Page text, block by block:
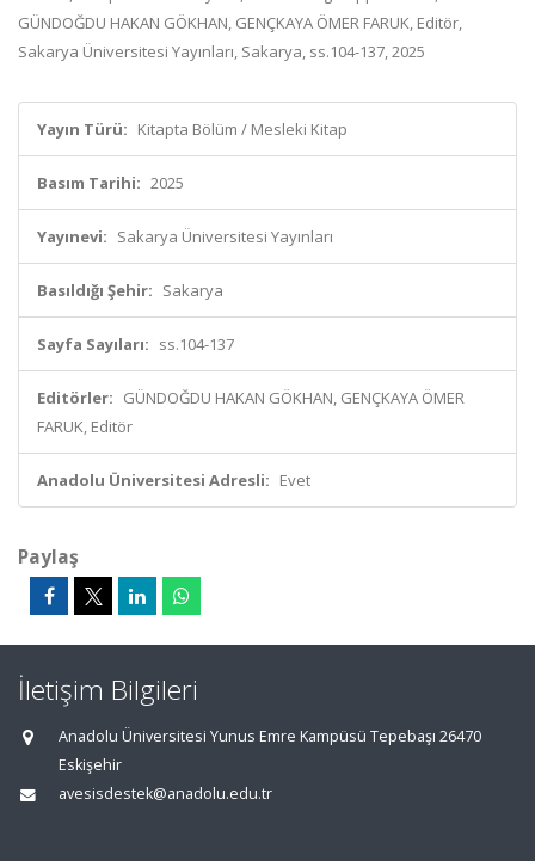
GÜNDOĞDU HAKAN GÖKHAN, GENÇKAYA ÖMER FARUK, Editör,
Sakarya Üniversitesi Yayınları, Sakarya, ss.104-137, 2025
Yayın Türü: Kitapta Bölüm / Mesleki Kitap
Basım Tarihi: 2025
Yayınevi: Sakarya Üniversitesi Yayınları
Basıldığı Şehir: Sakarya
Sayfa Sayıları: ss.104-137
Editörler: GÜNDOĞDU HAKAN GÖKHAN, GENÇKAYA ÖMER
FARUK, Editör
Anadolu Üniversitesi Adresli: Evet
Paylaş
İletişim Bilgileri
Anadolu Üniversitesi Yunus Emre Kampüsü Tepebaşı 26470
Eskişehir
avesisdestek@anadolu.edu.tr